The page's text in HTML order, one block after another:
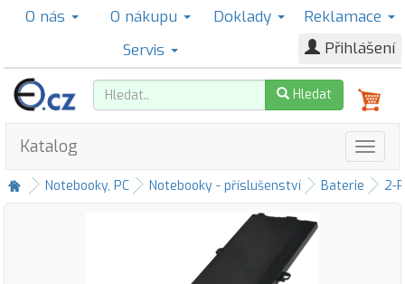
O nás O nákupu Doklady
Reklamace
Servis
Přihlášení
Hledat
Katalog
Notebooky, PC Notebooky - příslušenství Baterie 2-